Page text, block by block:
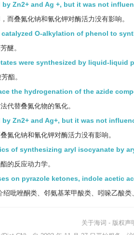
by Zn2+ and Ag +, but it was not
而叠氮化钠和氰化钾对酶活力没有影响。
O-alkylation of phenol to
醚。
were synthesized by liquid-liquid
酯。
the hydrogenation of the azide
代替叠氮化物的氢化。
by Zn2+ and Ag+, but it was not
氮化钠和氰化钾对酶活力没有影响。
of synthesizing aryl isocyanate by
的反应动力学。
on pyrazole ketones, indole acetic
绍吡唑酮类、邻氨基苯甲酸类、吲哚乙酸
关于海词 - 版权声